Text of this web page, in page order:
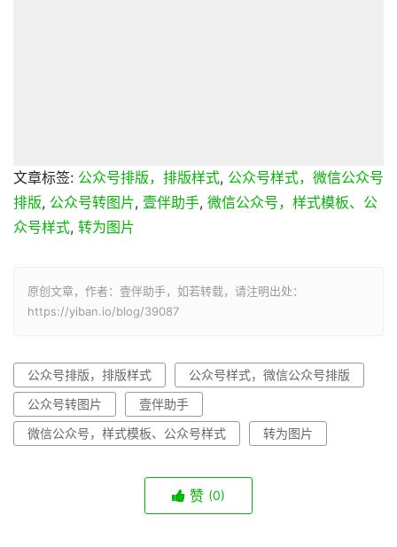
文章标签: 公众号排版，排版样式, 公众号样式，微信公众号
排版, 公众号转图片, 壹伴助手, 微信公众号，样式模板、公
众号样式, 转为图片
原创文章，作者：壹伴助手，如若转载，请注明出处：
https://yiban.io/blog/39087
公众号排版，排版样式
公众号样式，微信公众号排版
公众号转图片
壹伴助手
微信公众号，样式模板、公众号样式
转为图片
赞 (0)